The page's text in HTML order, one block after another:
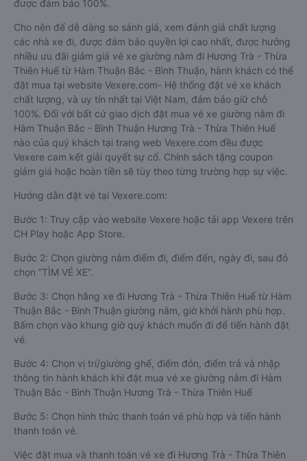
được đảm bảo 100%.
Cho nên để dễ dàng so sánh giá, xem đánh giá chất lượng
các nhà xe đi, được đảm bảo quyền lợi cao nhất, được hưởng
nhiều ưu đãi giảm giá vé xe giường nằm đi Hương Trà - Thừa
Thiên Huế từ Hàm Thuận Bắc - Bình Thuận, hành khách có thể
đặt mua tại website Vexere.com- Hệ thống đặt vé xe khách
chất lượng, và uy tín nhất tại Việt Nam, đảm bảo giữ chỗ
100%. Đối với bất cứ giao dịch đặt mua vé xe giường nằm đi
Hàm Thuận Bắc - Bình Thuận Hương Trà - Thừa Thiên Huế
nào của quý khách tại trang web Vexere.com đều được
Vexere cam kết giải quyết sự cố. Chính sách tặng coupon
giảm giá hoặc hoàn tiền sẽ tùy theo từng trường hợp sự việc.
Hướng dẫn đặt vé tại Vexere.com:
Bước 1: Truy cập vào website Vexere hoặc tải app Vexere trên
CH Play hoặc App Store.
Bước 2: Chọn giường nằm điểm đi, điểm đến, ngày đi, sau đó
chọn “TÌM VÉ XE”.
Bước 3: Chọn hãng xe đi Hương Trà - Thừa Thiên Huế từ Hàm
Thuận Bắc - Bình Thuận giường nằm, giờ khởi hành phù hợp.
Bấm chọn vào khung giờ quý khách muốn đi để tiến hành đặt
vé.
Bước 4: Chọn vị trí/giường ghế, điểm đón, điểm trả và nhập
thông tin hành khách khi đặt mua vé xe giường nằm đi Hàm
Thuận Bắc - Bình Thuận Hương Trà - Thừa Thiên Huế
Bước 5: Chọn hình thức thanh toán vé phù hợp và tiến hành
thanh toán vé.
Việc đặt mua và thanh toán vé xe đi Hương Trà - Thừa Thiên